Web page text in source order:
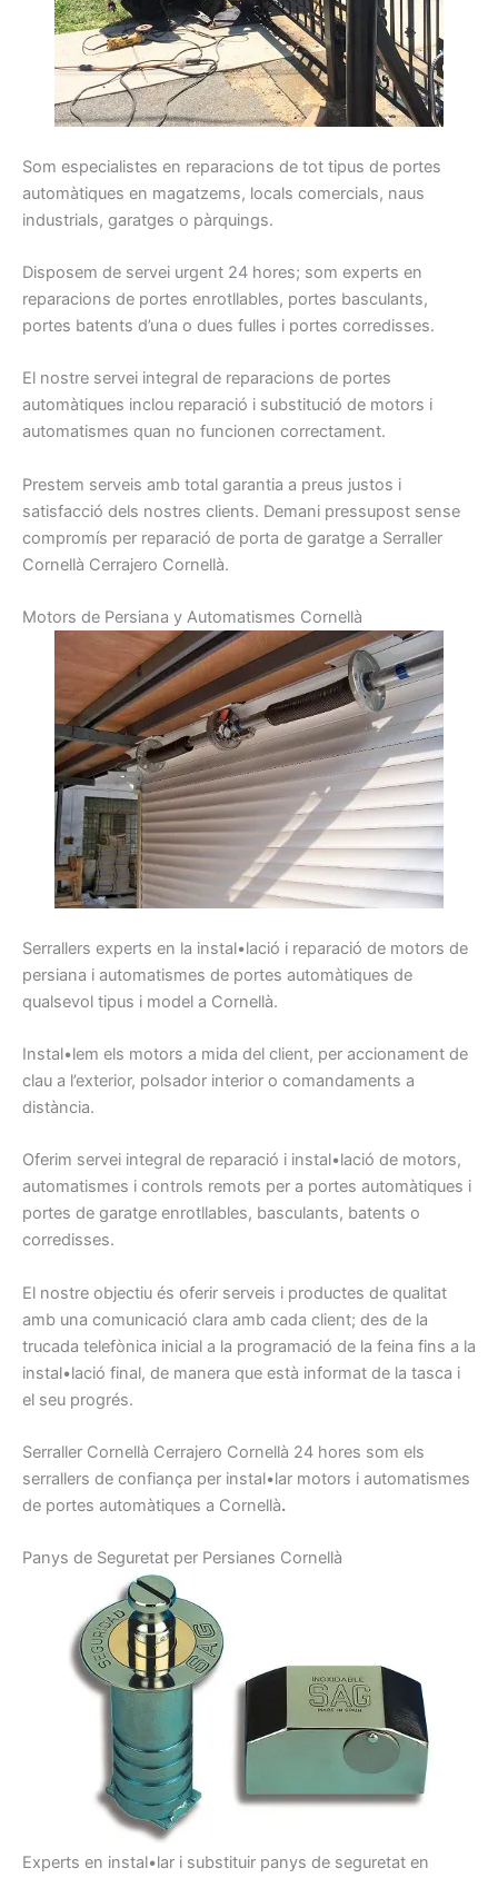
Som especialistes en reparacions de tot tipus de portes
automàtiques en magatzems, locals comercials, naus
industrials, garatges o pàrquings.
Disposem de servei urgent 24 hores; som experts en
reparacions de portes enrotllables, portes basculants,
portes batents d’una o dues fulles i portes corredisses.
El nostre servei integral de reparacions de portes
automàtiques inclou reparació i substitució de motors i
automatismes quan no funcionen correctament.
Prestem serveis amb total garantia a preus justos i
satisfacció dels nostres clients. Demani pressupost sense
compromís per reparació de porta de garatge a Serraller
Cornellà Cerrajero Cornellà.
Motors de Persiana y Automatismes Cornellà
Serrallers experts en la instal•lació i reparació de motors de
persiana i automatismes de portes automàtiques de
qualsevol tipus i model a Cornellà.
Instal•lem els motors a mida del client, per accionament de
clau a l’exterior, polsador interior o comandaments a
distància.
Oferim servei integral de reparació i instal•lació de motors,
automatismes i controls remots per a portes automàtiques i
portes de garatge enrotllables, basculants, batents o
corredisses.
El nostre objectiu és oferir serveis i productes de qualitat
amb una comunicació clara amb cada client; des de la
trucada telefònica inicial a la programació de la feina fins a la
instal•lació final, de manera que està informat de la tasca i
el seu progrés.
Serraller Cornellà Cerrajero Cornellà 24 hores som els
serrallers de confiança per instal•lar motors i automatismes
de portes automàtiques a Cornellà.
Panys de Seguretat per Persianes Cornellà
Experts en instal•lar i substituir panys de seguretat en